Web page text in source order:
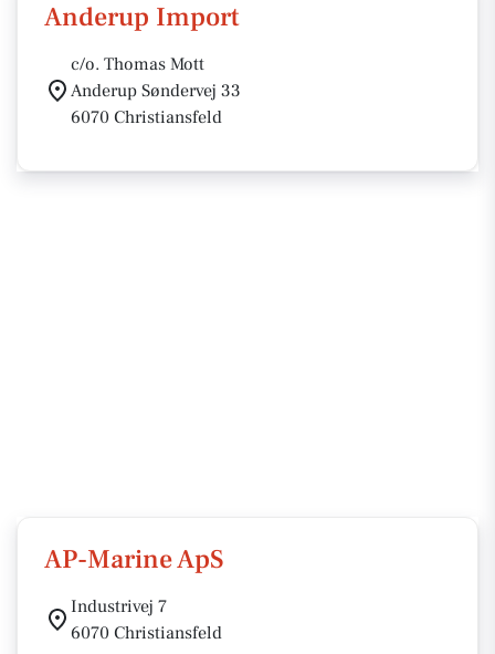
Anderup Import
c/o. Thomas Mott
Anderup Søndervej 33
6070 Christiansfeld
AP-Marine ApS
Industrivej 7
6070 Christiansfeld